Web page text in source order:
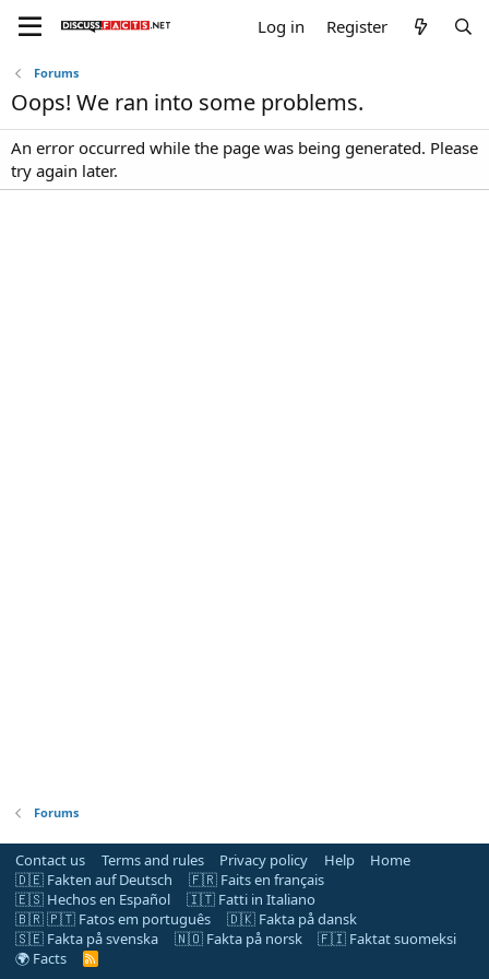
Log in Register
Forums
Oops! We ran into some problems.
An error occurred while the page was being generated. Please
try again later.
Forums
Contact us Terms and rules Privacy policy Help
Home
🇩🇪 Fakten auf Deutsch
🇫🇷 Faits en français
🇪🇸 Hechos en Español
🇮🇹 Fatti in Italiano
🇧🇷 🇵🇹 Fatos em português
🇩🇰 Fakta på dansk
🇸🇪 Fakta på svenska
🇳🇴 Fakta på norsk
🇫🇮 Faktat suomeksi
🌍 Facts
R